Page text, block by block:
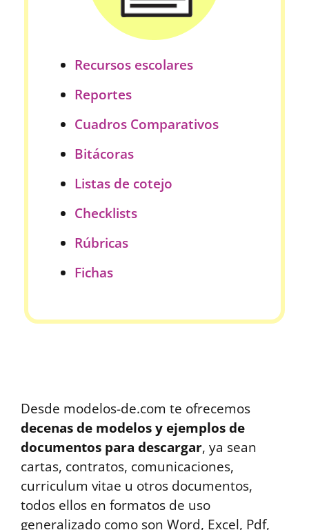
Recursos escolares
Reportes
Cuadros Comparativos
Bitácoras
Listas de cotejo
Checklists
Rúbricas
Fichas
Desde modelos-de.com te ofrecemos
decenas de modelos y ejemplos de
documentos para descargar, ya sean
cartas, contratos, comunicaciones,
curriculum vitae u otros documentos,
todos ellos en formatos de uso
generalizado como son Word, Excel, Pdf,